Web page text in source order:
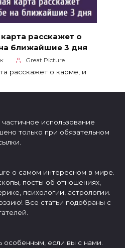
расскажет о
ближайшие 3 дня
Great Picture
расскажет о карме, и
использование
только при обязательном
о самом интересном в мире.
посты об отношениях,
психологии, астрологии.
Все статьи подобраны с
особенным, если вы с нами.